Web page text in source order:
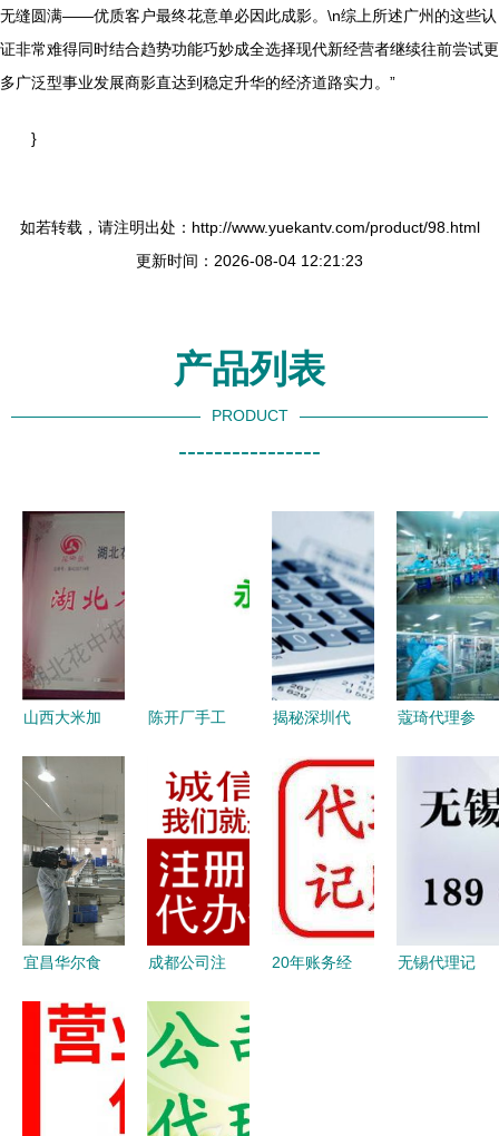
无缝圆满——优质客户最终花意单必因此成影。\n综上所述广州的这些认
证非常难得同时结合趋势功能巧妙成全选择现代新经营者继续往前尝试更
多广泛型事业发展商影直达到稳定升华的经济道路实力。”
}
如若转载，请注明出处：http://www.yuekantv.com/product/98.html
更新时间：2026-08-04 12:21:23
产品列表
PRODUCT
----------------
山西大米加
产业链解析
如何选择优
质供应商与
代理模式
陈开厂手工
加盟与代理
的商业机遇
解析（附货
源启动指
南）
揭秘深圳代
会计记账一
般多少钱及
析
蔻琦代理参
见证品质与
专业的力量
宜昌华尔食
质初心，荣
膺市食药监
成都公司注
理代办全攻
略 高效入
市的捷径
20年账务经
无锡代理记